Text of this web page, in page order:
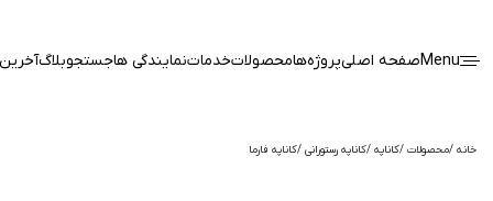
Menuصفحه اصلیپروژه‌هامحصولاتخدماتنمایندگی هاجستجوبلاگ
خانه محصولات کاناپه کاناپه رستورانی کاناپه فارما